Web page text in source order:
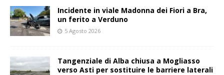
Incidente in viale Madonna dei Fiori a Bra,
un ferito a Verduno
5 Agosto 2026
Tangenziale di Alba chiusa a Mogliasso
verso Asti per sostituire le barriere laterali